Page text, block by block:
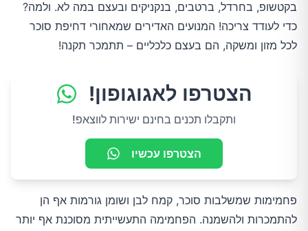
בקטשופ, בחרדל, ברטבים, בנקניקים ובעצם במה לא. ולמה?
כדי לעודד צריכה! המנועים האדירים שמאחורי דחיפת סוכר
לכל מזון ומשקה, הם בעצם כלכליים – תתמכר תקנה!
הצטרפו לאגוגופון!
ותקבלו תכנים בחינם ישירות לווצאפ!
הצטרפו עכשיו
פחמימות שמשלבות סוכר, קמח לבן ושומן גורמות אף הן
להתמכרות ולהשמנה. הפחמימה התעשייתית מסוכנת אף יותר